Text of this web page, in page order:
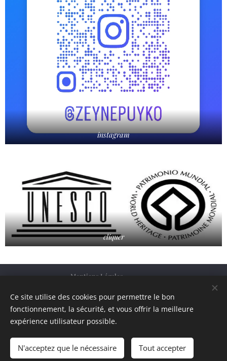
instagram
cliquer
Mentions Légales
Condition général de vente
Politique de confidentialité
Siret76362379200023 Cookies
Ce site utilise des cookies pour permettre le bon
fonctionnement, la sécurité, et vous offrir la meilleure
expérience utilisateur possible.
N'acceptez que le nécessaire Tout accepter